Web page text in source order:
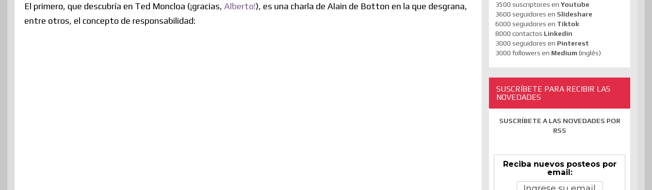
El primero, que descubría en Ted Moncloa (¡gracias, Alberto!), es una charla de Alain de Botton en la que desgrana,
entre otros, el concepto de responsabilidad:
3500 suscriptores en Youtube
3600 seguidores en Slideshare
6000 seguidores en Tiktok
8000 contactos Linkedin
3000 seguidores en Pinterest
3000 followers en Medium (inglés)
SUSCRÍBETE PARA RECIBIR LAS
NOVEDADES
SUSCRÍBETE A LAS NOVEDADES POR
RSS
Reciba nuevos posteos por
email: